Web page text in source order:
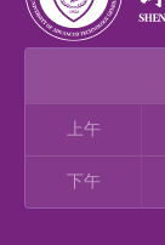
上午
下午